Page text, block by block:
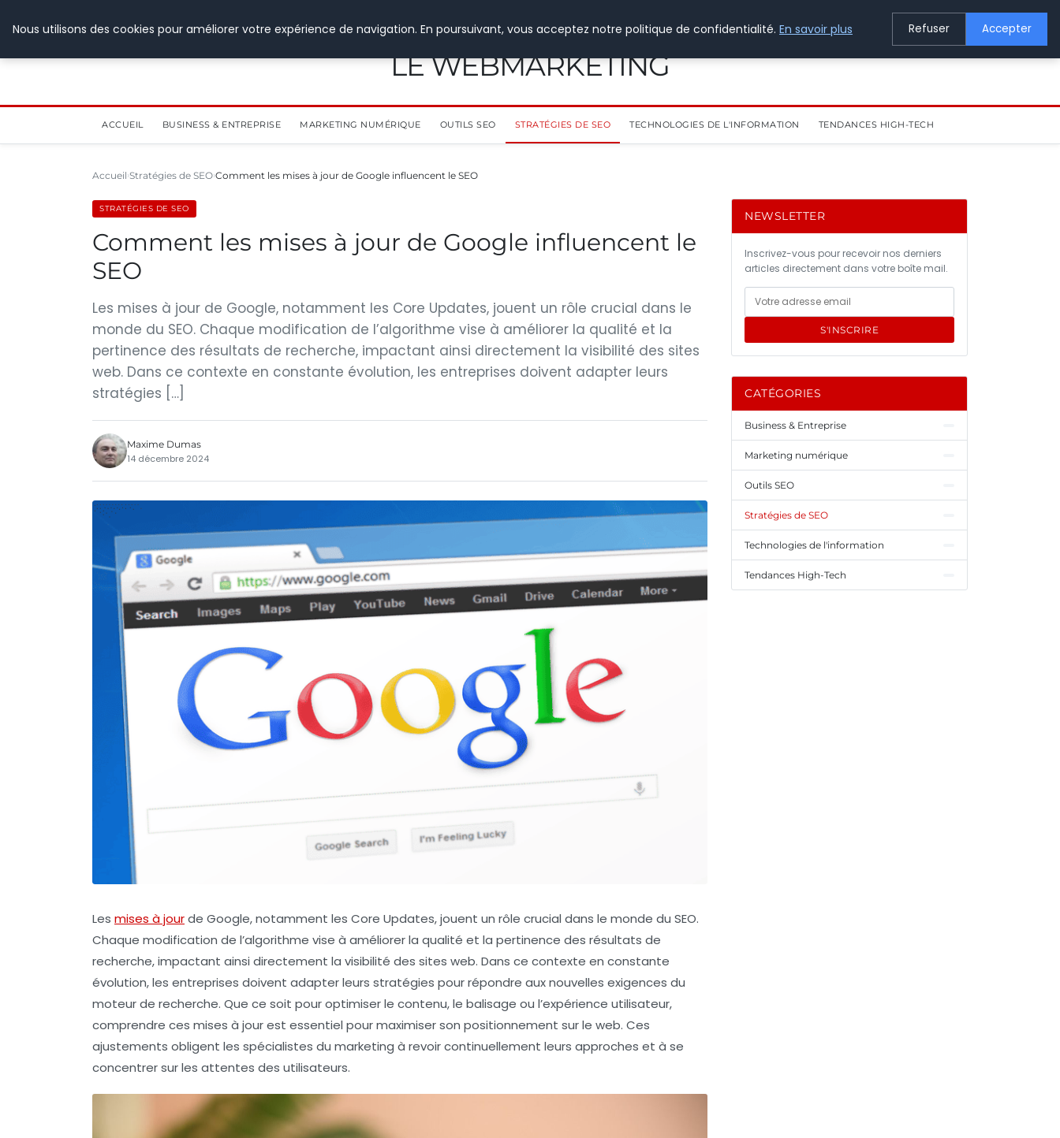
LE WEBMARKETING
ACCUEIL BUSINESS & ENTREPRISE MARKETING NUMÉRIQUE OUTILS SEO STRATÉGIES DE SEO TECHNOLOGIES DE L'INFORMATION TENDANCES HIGH-TECH
Accueil Stratégies de SEO Comment les mises à jour de Google influencent le SEO
STRATÉGIES DE SEO
Comment les mises à jour de Google influencent le
SEO
Les mises à jour de Google, notamment les Core Updates, jouent un rôle crucial dans le
monde du SEO. Chaque modification de l’algorithme vise à améliorer la qualité et la
pertinence des résultats de recherche, impactant ainsi directement la visibilité des sites
web. Dans ce contexte en constante évolution, les entreprises doivent adapter leurs
stratégies […]
Maxime Dumas
14 décembre 2024
Les mises à jourde Google, notamment les Core Updates, jouent un rôle crucial dans le monde du SEO.
Chaque modification de l’algorithme vise à améliorer la qualité et la pertinence des résultats de
recherche, impactant ainsi directement la visibilité des sites web. Dans ce contexte en constante
évolution, les entreprises doivent adapter leurs stratégies pour répondre aux nouvelles exigences du
moteur de recherche. Que ce soit pour optimiser le contenu, le balisage ou l’expérience utilisateur,
comprendre ces mises à jour est essentiel pour maximiser son positionnement sur le web. Ces
ajustements obligent les spécialistes du marketing à revoir continuellement leurs approches et à se
concentrer sur les attentes des utilisateurs.
NEWSLETTER
Inscrivez-vous pour recevoir nos derniers
articles directement dans votre boîte mail.
S'INSCRIRE
CATÉGORIES
Business & Entreprise
Marketing numérique
Outils SEO
Stratégies de SEO
Technologies de l'information
Tendances High-Tech
Nous utilisons des cookies pour améliorer votre expérience de navigation. En poursuivant, vous acceptez notre politique de confidentialité. En savoir plus Refuser Accepter